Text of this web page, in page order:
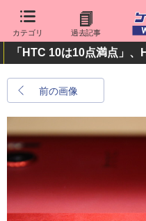
カテゴリ 過去記事
「HTC 10は10点満点」
前の画像